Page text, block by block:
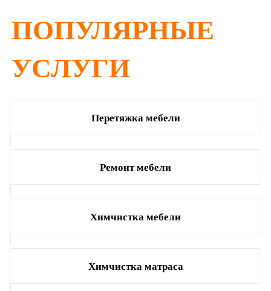
ПОПУЛЯРНЫЕ
УСЛУГИ
Перетяжка мебели
Ремонт мебели
Химчистка мебели
Химчистка матраса